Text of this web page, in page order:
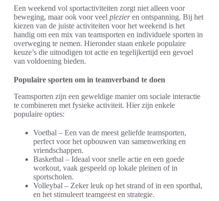
Een weekend vol sportactiviteiten zorgt niet alleen voor
beweging, maar ook voor veel plezieren ontspanning. Bij het
kiezen van de juiste activiteiten voor het weekend is het
handig om een mix van teamsporten en individuele sporten in
overweging te nemen. Hieronder staan enkele populaire
keuze’s die uitnodigen tot actie en tegelijkertijd een gevoel
van voldoening bieden.
Populaire sporten om in teamverband te doen
Teamsporten zijn een geweldige manier om sociale interactie
te combineren met fysieke activiteit. Hier zijn enkele
populaire opties:
Voetbal – Een van de meest geliefde teamsporten,
perfect voor het opbouwen van samenwerking en
vriendschappen.
Basketbal – Ideaal voor snelle actie en een goede
workout, vaak gespeeld op lokale pleinen of in
sportscholen.
Volleybal – Zeker leuk op het strand of in een sporthal,
en het stimuleert teamgeest en strategie.